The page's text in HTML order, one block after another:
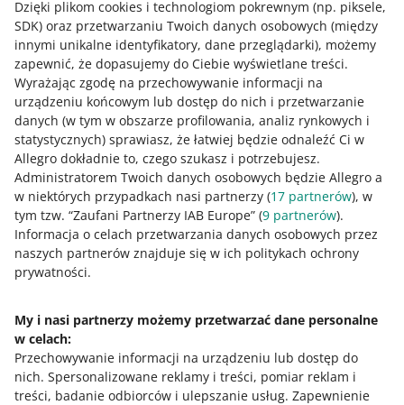
Dzięki plikom cookies i technologiom pokrewnym (np. piksele,
SDK) oraz przetwarzaniu Twoich danych osobowych (między
innymi unikalne identyfikatory, dane przeglądarki), możemy
zapewnić, że dopasujemy do Ciebie wyświetlane treści.
Wyrażając zgodę na przechowywanie informacji na
urządzeniu końcowym lub dostęp do nich i przetwarzanie
danych (w tym w obszarze profilowania, analiz rynkowych i
statystycznych) sprawiasz, że łatwiej będzie odnaleźć Ci w
Allegro dokładnie to, czego szukasz i potrzebujesz.
Administratorem Twoich danych osobowych będzie Allegro a
w niektórych przypadkach nasi partnerzy (17 partnerów), w
tym tzw. “Zaufani Partnerzy IAB Europe” (9 partnerów).
Informacja o celach przetwarzania danych osobowych przez
naszych partnerów znajduje się w ich politykach ochrony
prywatności.
My i nasi partnerzy możemy przetwarzać dane personalne
w celach:
Przechowywanie informacji na urządzeniu lub dostęp do
nich. Spersonalizowane reklamy i treści, pomiar reklam i
treści, badanie odbiorców i ulepszanie usług. Zapewnienie
SZYBKA WSKAZÓWKA 1 MIN
Jak zdobyć oznaczenie Allegro Smart!
w 3 krokach?
SZYBKA WSKAZÓWKA 2 MIN
Jakie koszty ponosi sprzedający w
Allegro Smart!?
SZYBKA WSKAZÓWKA 2 MIN
SZYBKA WSKAZÓWKA 3 MIN
Zapytaj eksperta Allegro: Allegro
Smart!
Potrzebujesz pomocy?
Skontaktuj się z nami